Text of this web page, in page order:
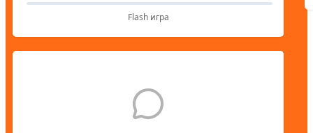
Flash игра